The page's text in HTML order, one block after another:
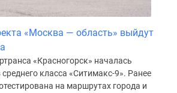
«Москва — область» выйдут
«Красногорск» началась
класса «Ситимакс-9». Ранее
на маршрутах города и